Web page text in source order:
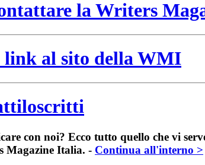
la Writers
link al sito della WMI
con noi? Ecco tutto quello che vi
Magazine Italia. - Continua all'interno >